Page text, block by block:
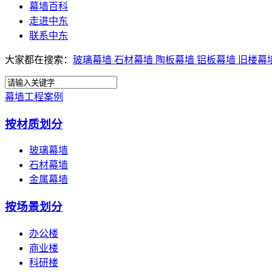
幕墙百科
走进中东
联系中东
大家都在搜索： 玻璃幕墙 石材幕墙 陶板幕墙 铝板幕墙 旧楼幕
幕墙工程案例
按材质划分
玻璃幕墙
石材幕墙
金属幕墙
按场景划分
办公楼
商业楼
科研楼